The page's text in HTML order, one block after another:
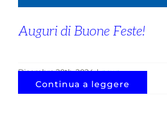
Auguri di Buone Feste!
Dicembre 20th, 2024 | news
Continua a leggere